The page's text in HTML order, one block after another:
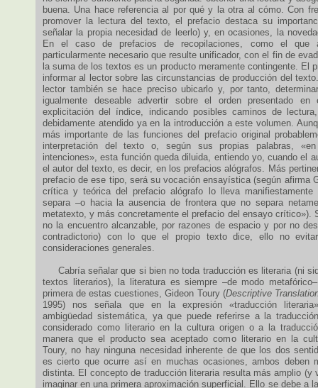
buena. Una hace referencia al por qué y la otra al cómo. Con
promover la lectura del texto, el prefacio destaca su
señalar la propia necesidad de leerlo) y, en ocasiones, la
En el caso de prefacios de recopilaciones, como el que
particularmente necesario que resulte unificador, con el fin de
la suma de los textos es un producto meramente contingente. El
informar al lector sobre las circunstancias de producción del
lector también se hace preciso ubicarlo y, por tanto,
igualmente deseable advertir sobre el orden presentado
explicitación del índice, indicando posibles caminos de
debidamente atendido ya en la introducción a este volumen.
más importante de las funciones del prefacio original
interpretación del texto o, según sus propias palabras,
intenciones», esta función queda diluida, entiendo yo, cuando el
el autor del texto, es decir, en los prefacios alógrafos. Más
prefacio de ese tipo, será su vocación ensayística (según afirma
crítica y teórica del prefacio alógrafo lo lleva manifiestamente
separa –o hacia la ausencia de frontera que no separa
metatexto, y más concretamente el prefacio del ensayo crítico»).
no la encuentro alcanzable, por razones de espacio y por no
contradictorio) con lo que el propio texto dice, ello no
consideraciones generales.
Cabría señalar que si bien no toda traducción es literaria (ni
textos literarios), la literatura es siempre –de modo
primera de estas cuestiones, Gideon Toury (Descriptive
1995) nos señala que en la expresión «traducción
ambigüedad sistemática, ya que puede referirse a la
considerado como literario en la cultura origen o a la
manera que el producto sea aceptado como literario en la
Toury, no hay ninguna necesidad inherente de que los dos
es cierto que ocurre así en muchas ocasiones, ambos deben
distinta. El concepto de traducción literaria resulta más amplio (y
imaginar en una primera aproximación superficial. Ello se debe a